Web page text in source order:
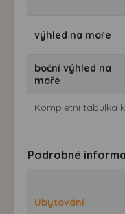
výhled na moře
boční výhled na
moře
Kompletní tabulka
Podrobné
Ubytování